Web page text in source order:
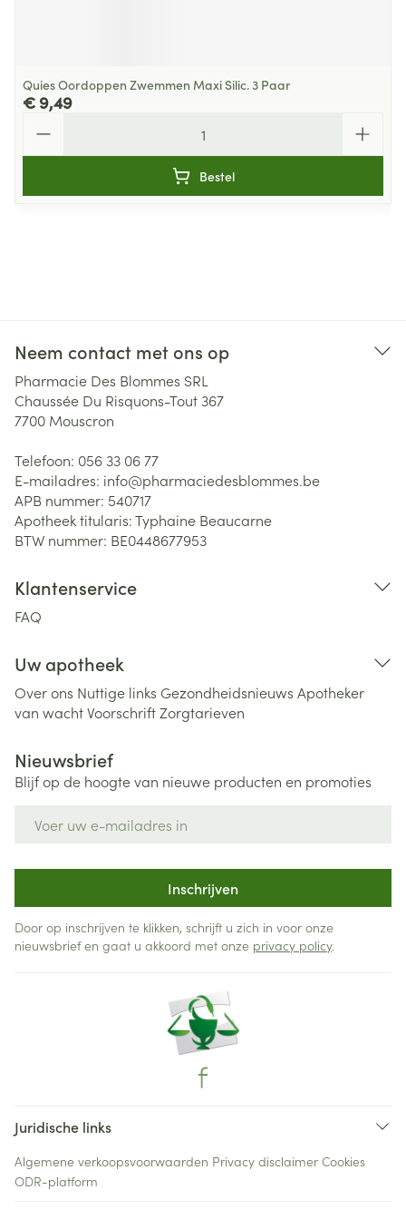
Quies Oordoppen Zwemmen Maxi Silic. 3 Paar
€ 9,49
Bestel
Neem contact met ons op
Pharmacie Des Blommes SRL
Chaussée Du Risquons-Tout 367
7700 Mouscron
Telefoon: 056 33 06 77
E-mailadres: info@pharmaciedesblommes.be
APB nummer: 540717
Apotheek titularis:Typhaine Beaucarne
BTW nummer: BE0448677953
Klantenservice
FAQ
Uw apotheek
Over ons Nuttige links Gezondheidsnieuws Apotheker
van wachtVoorschriftZorgtarieven
Nieuwsbrief
Blijf op de hoogte van nieuwe producten en promoties
Inschrijven
Door op inschrijven te klikken, schrijft u zich in voor onze
nieuwsbrief en gaat u akkoord met onze privacy policy.
Juridische links
Algemene verkoopsvoorwaarden Privacy disclaimer Cookies
ODR-platform